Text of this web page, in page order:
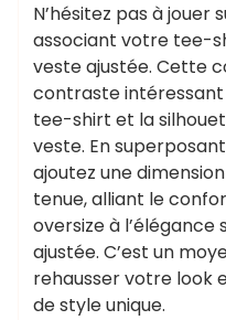
N’hésitez pas à jouer
associant votre tee-
veste ajustée. Cette
contraste
tee-shirt et la
veste. En
ajoutez une
tenue, alliant le
oversize à
ajustée. C’est un
rehausser votre look
de style unique.